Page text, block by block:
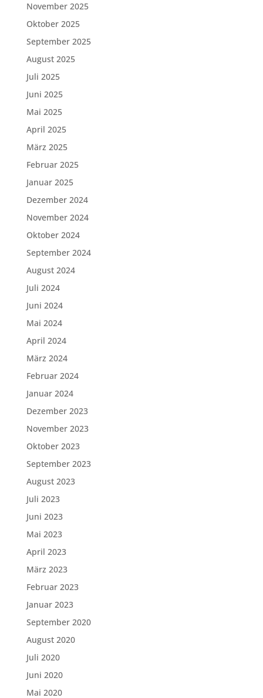
November 2025
Oktober 2025
September 2025
August 2025
Juli 2025
Juni 2025
Mai 2025
April 2025
März 2025
Februar 2025
Januar 2025
Dezember 2024
November 2024
Oktober 2024
September 2024
August 2024
Juli 2024
Juni 2024
Mai 2024
April 2024
März 2024
Februar 2024
Januar 2024
Dezember 2023
November 2023
Oktober 2023
September 2023
August 2023
Juli 2023
Juni 2023
Mai 2023
April 2023
März 2023
Februar 2023
Januar 2023
September 2020
August 2020
Juli 2020
Juni 2020
Mai 2020